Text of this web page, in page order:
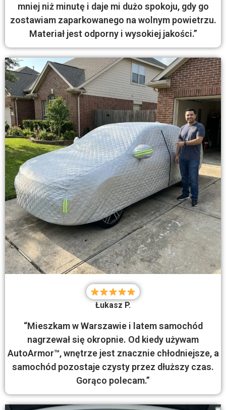
mniej niż minutę i daje mi dużo spokoju, gdy go
zostawiam zaparkowanego na wolnym powietrzu.
Materiał jest odporny i wysokiej jakości.”
Łukasz P.
“Mieszkam w Warszawie i latem samochód
nagrzewał się okropnie. Od kiedy używam
AutoArmor™, wnętrze jest znacznie chłodniejsze, a
samochód pozostaje czysty przez dłuższy czas.
Gorąco polecam.”